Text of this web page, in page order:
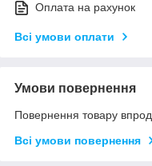
Оплата на рахунок
Всі умови оплати
Умови повернення
Повернення товару
Всі умови повернення